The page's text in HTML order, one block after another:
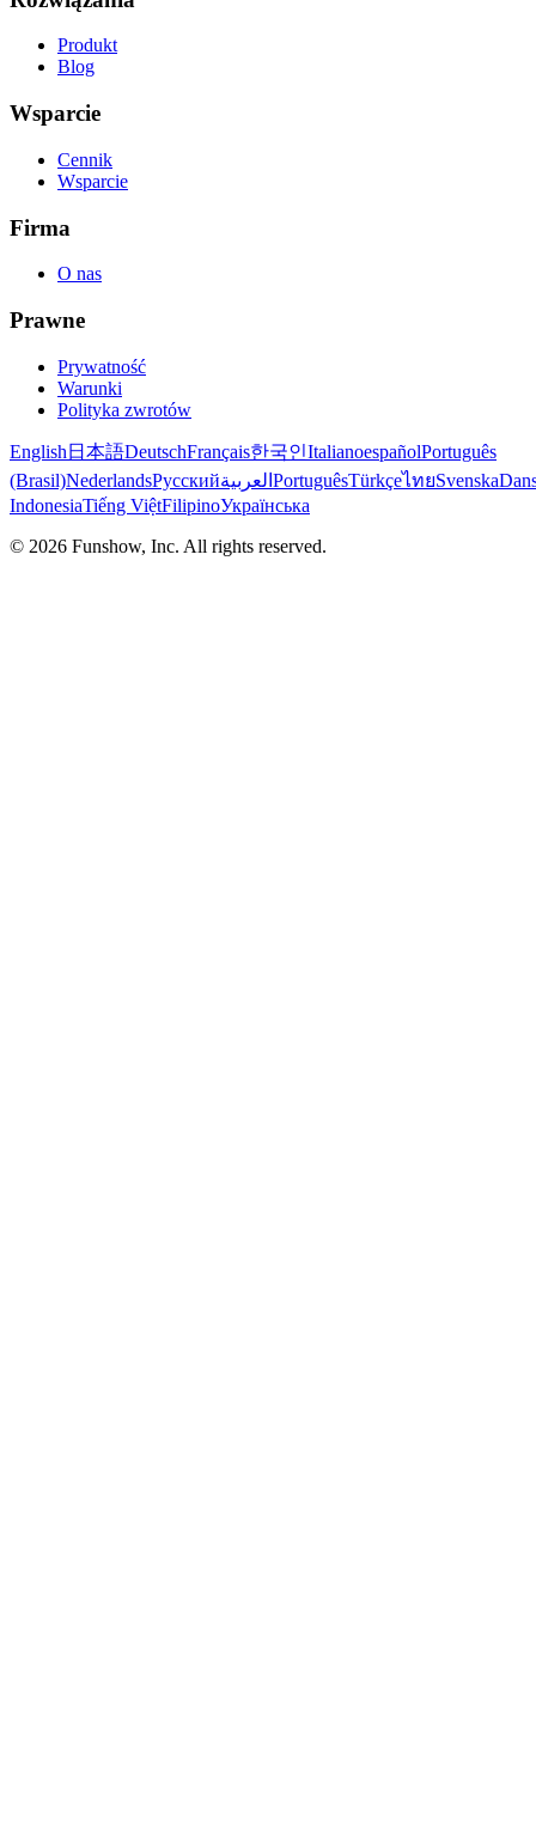
Produkt
Blog
Wsparcie
Cennik
Wsparcie
Firma
O nas
Prawne
Prywatność
Warunki
Polityka zwrotów
English 日本語DeutschFrançais한국인ItalianoespañolPortuguês
(Brasil)NederlandsРусскийالعربية PortuguêsTürkçeไทยSvenska
IndonesiaTiếng ViệtFilipinoУкраїнська
© 2026 Funshow, Inc. All rights reserved.